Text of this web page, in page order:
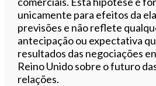
unicamente para efeitos da
previsões e não reflete
antecipação ou expectativa
resultados das negociações
Reino Unido sobre o futuro
relações.